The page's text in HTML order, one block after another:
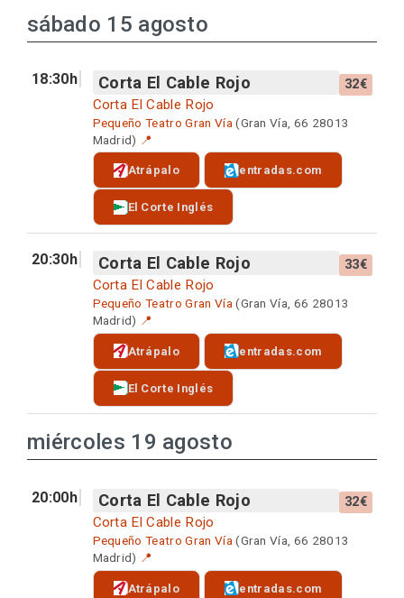
sábado 15 agosto
18:30h Corta El Cable Rojo 32€
Corta El Cable Rojo
Pequeño Teatro Gran Vía (Gran Vía, 66 28013
Madrid) 📍
Atrápalo entradas.com
El Corte Inglés
20:30h Corta El Cable Rojo 33€
Corta El Cable Rojo
Pequeño Teatro Gran Vía (Gran Vía, 66 28013
Madrid) 📍
Atrápalo entradas.com
El Corte Inglés
miércoles 19 agosto
20:00h Corta El Cable Rojo 32€
Corta El Cable Rojo
Pequeño Teatro Gran Vía(Gran Vía, 66 28013
Madrid) 📍
Atrápalo entradas.com